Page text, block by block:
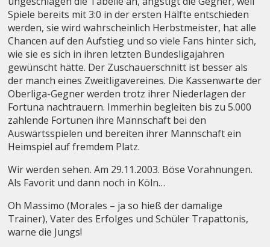
Spiele bereits mit 3:0 in der ersten Hälfte entschieden
werden, sie wird wahrscheinlich Herbstmeister, hat alle
Chancen auf den Aufstieg und so viele Fans hinter sich,
wie sie es sich in ihren letzten Bundesligajahren
gewünscht hätte. Der Zuschauerschnitt ist besser als
der manch eines Zweitligavereines. Die Kassenwarte der
Oberliga-Gegner werden trotz ihrer Niederlagen der
Fortuna nachtrauern. Immerhin begleiten bis zu 5.000
zahlende Fortunen ihre Mannschaft bei den
Auswärtsspielen und bereiten ihrer Mannschaft ein
Heimspiel auf fremdem Platz.
Wir werden sehen. Am 29.11.2003. Böse Vorahnungen.
Als Favorit und dann noch in Köln…
Oh Massimo (Morales – ja so hieß der damalige
Trainer), Vater des Erfolges und Schüler Trapattonis,
warne die Jungs!